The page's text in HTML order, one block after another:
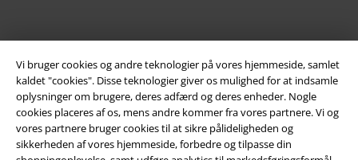
Vi bruger cookies og andre teknologier på vores hjemmeside, samlet
kaldet "cookies". Disse teknologier giver os mulighed for at indsamle
oplysninger om brugere, deres adfærd og deres enheder. Nogle
cookies placeres af os, mens andre kommer fra vores partnere. Vi og
vores partnere bruger cookies til at sikre pålideligheden og
sikkerheden af ​​vores hjemmeside, forbedre og tilpasse din
Juridisk